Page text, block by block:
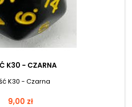
K30 - CZARNA
K30 - Czarna
Cena
9,00 zł